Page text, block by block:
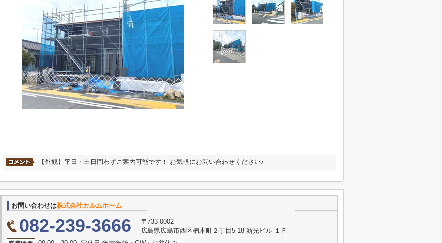
【外観】平日・土日問わずご案内可能です！ お気軽にお問い合わせください♪
お問い合わせは株式会社カルムホーム
082-239-3666
〒733-0002
広島県広島市西区楠木町２丁目5-18 新光ビル １Ｆ